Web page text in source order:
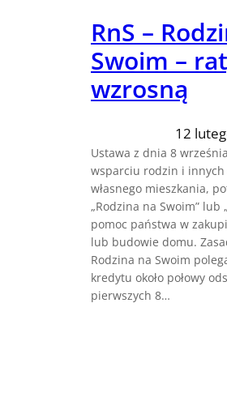
RnS –
Swoim –
wzrosną
12
Ustawa z dnia 8
wsparciu rodzin i
własnego mieszkania,
„Rodzina na Swoim” lub
pomoc państwa w
lub budowie domu.
Rodzina na Swoim
kredytu około połowy
pierwszych 8…